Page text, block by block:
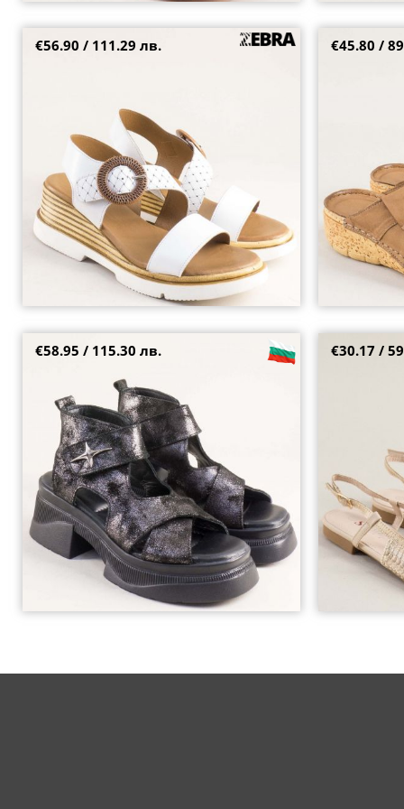
Комфортни дамски сандали естествена кожа в
40
€56.90 / 111.29 лв.
Кафяви
€45.80 /
Фешън дамски сандали в черен цвят със
38 40
€58.95 / 115.30 лв.
Атрактивни
€30.17 /